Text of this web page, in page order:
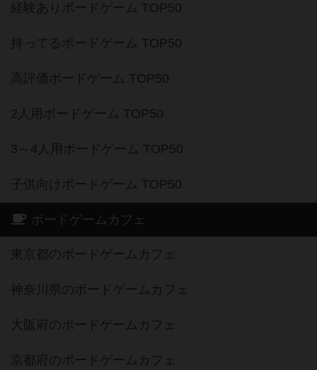
経験ありボードゲーム TOP50
持ってるボードゲーム TOP50
高評価ボードゲーム TOP50
2人用ボードゲーム TOP50
3～4人用ボードゲーム TOP50
子供向けボードゲーム TOP50
ボードゲームカフェ
東京都のボードゲームカフェ
神奈川県のボードゲームカフェ
大阪府のボードゲームカフェ
京都府のボードゲームカフェ